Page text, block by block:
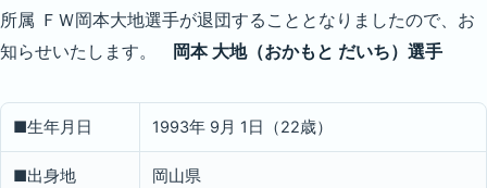
所属 ＦＷ岡本大地選手が退団することとなりましたので、お
知らせいたします。 岡本 大地（おかもと だいち）選手
■生年月日 1993年 9月 1日（22歳）
■出身地 岡山県